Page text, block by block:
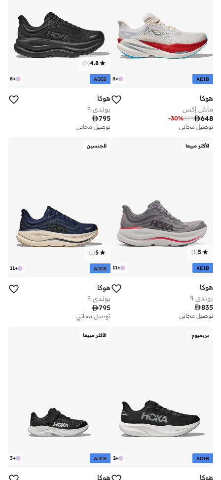
+
3 ADIB
هوكا
ماش إكس
648
925
-30%
توصيل مجاني
+
8
4.8
(
6
)
ADIB
هوكا
بوندي ٩
795
توصيل مجاني
الأكثر مبيعا
+
11
5
(
1
)
ADIB
هوكا
بوندي ٩
835
توصيل مجاني
للجنسين
+
11
5
(
1
)
ADIB
هوكا
بوندي ٩
795
توصيل مجاني
بريميوم
+
2 ADIB
هوكا
الأكثر مبيعا
+
3 ADIB
هوكا